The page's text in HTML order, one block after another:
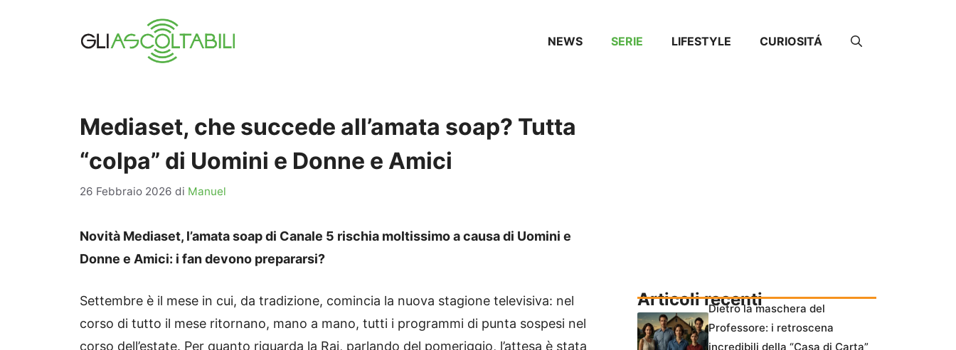
NEWS SERIE LIFESTYLE CURIOSITÁ
Mediaset, che succede all’amata soap? Tutta
“colpa” di Uomini e Donne e Amici
26 Febbraio 2026 di Manuel
Novità Mediaset, l’amata soap di Canale 5 rischia moltissimo a causa di Uomini e
Donne e Amici: i fan devono prepararsi?
Settembre è il mese in cui, da tradizione, comincia la nuova stagione televisiva: nel
corso di tutto il mese ritornano, mano a mano, tutti i programmi di punta sospesi nel
corso dell’estate. Per quanto riguarda la Rai, parlando del pomeriggio, l’attesa è stata
Articoli recentiDietro la maschera del
Professore: i retroscena
incredibili della “Casa di Carta”